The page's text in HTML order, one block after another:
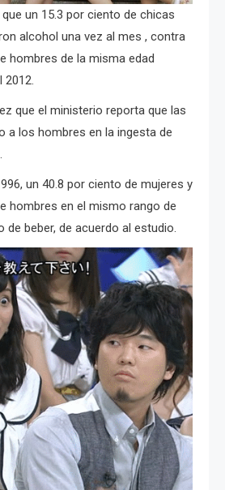
un 15.3 por ciento de chicas
alcohol una vez al mes , contra
hombres de la misma edad
2012.
que el ministerio reporta que las
a los hombres en la ingesta de
un 40.8 por ciento de mujeres y
hombres en el mismo rango de
de beber, de acuerdo al estudio.